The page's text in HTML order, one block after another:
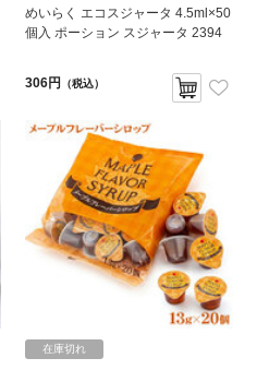
めいらく エコスジャータ 4.5ml×50
個入 ポーション スジャータ 2394
306円 （税込）
在庫切れ